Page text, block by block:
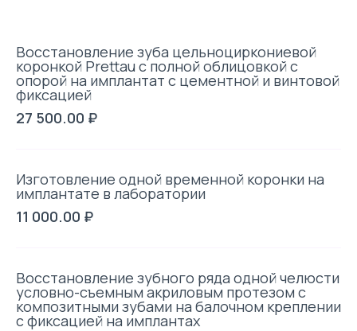
Восстановление зуба цельноциркониевой
коронкой Prettau с полной облицовкой с
опорой на имплантат с цементной и винтовой
фиксацией
27 500.00 ₽
Изготовление одной временной коронки на
имплантате в лаборатории
11 000.00 ₽
Восстановление зубного ряда одной челюсти
условно-съемным акриловым протезом с
композитными зубами на балочном креплении
с фиксацией на имплантах